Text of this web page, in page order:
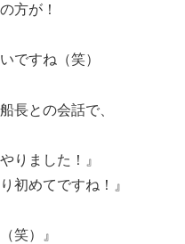
方が！
ですね（笑）
長との会話で、
りました！』
初めてですね！』
笑）』